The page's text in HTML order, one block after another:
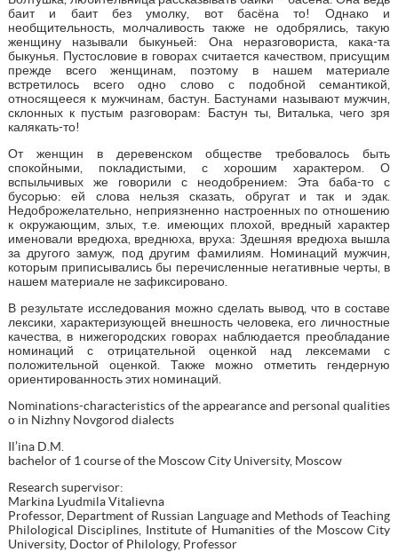
баит и баит без умолку, вот басёна то! Однако и
необщительность, молчаливость также не одобрялись, такую
женщину называли быкуньей: Она неразговориста, кака-та
быкунья. Пустословие в говорах считается качеством, присущим
прежде всего женщинам, поэтому в нашем материале
встретилось всего одно слово с подобной семантикой,
относящееся к мужчинам, бастун. Бастунами называют мужчин,
склонных к пустым разговорам: Бастун ты, Виталька, чего зря
калякать-то!
От женщин в деревенском обществе требовалось быть
спокойными, покладистыми, с хорошим характером. О
вспыльчивых же говорили с неодобрением: Эта баба-то с
бусорью: ей слова нельзя сказать, обругат и так и эдак.
Недоброжелательно, неприязненно настроенных по отношению
к окружающим, злых, т.е. имеющих плохой, вредный характер
именовали вредюха, вреднюха, вруха: Здешняя вредюха вышла
за другого замуж, под другим фамилиям. Номинаций мужчин,
которым приписывались бы перечисленные негативные черты, в
нашем материале не зафиксировано.
В результате исследования можно сделать вывод, что в составе
лексики, характеризующей внешность человека, его личностные
качества, в нижегородских говорах наблюдается преобладание
номинаций с отрицательной оценкой над лексемами с
положительной оценкой. Также можно отметить гендерную
ориентированность этих номинаций.
Nominations-characteristics of the appearance and personal qualities
o in Nizhny Novgorod dialects
Il’ina D.M.
bachelor of 1 course of the Moscow City University, Moscow
Research supervisor:
Markina Lyudmila Vitalievna
Professor, Department of Russian Language and Methods of Teaching
Philological Disciplines, Institute of Humanities of the Moscow City
University, Doctor of Philology, Professor